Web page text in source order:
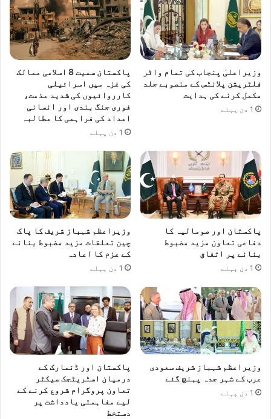
وزیراعلیٰ پنجاب کی تمام واٹر
فلٹریشن پلانٹس کے منصوبے جلد
مکمل کرنے کی ہدایت
1 دن پہلے
پاکستان سمیت 8 اسلامی ممالک
کی غزہ میں اسرائیلی
کارروائیوں کی شدید مذمت،
فوری جنگ بندی اور انسانی
امداد کی فراہمی کا مطالبہ
1 دن پہلے
پاکستان اور صومالیہ کا
دفاعی تعاون مزید مضبوط
بنانے پر اتفاق
1 دن پہلے
وزیراعظم شہباز شریف کا پاک
چین تعلقات مزید مضبوط بنانے
کے عزم کا اعادہ
1 دن پہلے
وزیراعظم شہباز شریف سعودی
عرب کے شہر جدہ پہنچ گئے
1 دن پہلے
پاکستان اور ڈنمارک کے
درمیان اسٹریٹجک سیکٹر
تعاون پروگرام شروع کرنے کے
لیے مفاہمتی یادداشت پر
دستخط